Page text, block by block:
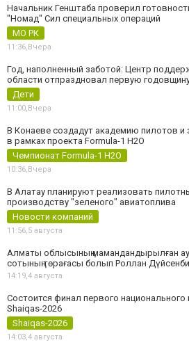
Начальник Генштаба проверил
"Номад" Сил специальных операций
МО РК
11:36,Вчера
Год, наполненный заботой: Центр
области отпраздновал первую
Дети
11:00,Вчера
В Конаеве создадут академию пилотов и
в рамках проекта Formula-1 H2O
Чемпионат Formula-1 H2O
10:36,Вчера
В Алатау планируют реализовать
производству "зеленого" авиатоплива
Новости компаний
11:56,5 августа
Алматы облысының мамандандырылған
сотының төрағасы болып Роллан
14:19,4 августа
Состоится финал первого
Shaiqas-2026
Shaiqas-2026
14:03,4 августа